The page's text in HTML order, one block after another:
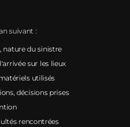
suivant :
nature du sinistre
sur les lieux
utilisés
décisions prises
rencontrées